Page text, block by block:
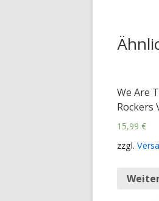
We Are
Rockers
15,99 €
zzgl.